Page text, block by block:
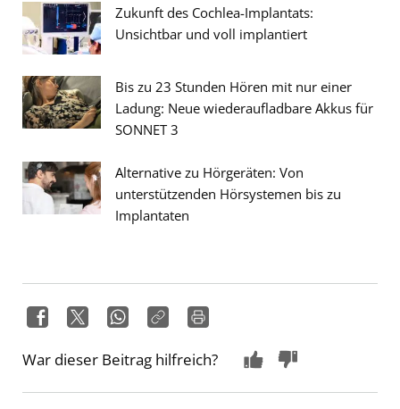
Zukunft des Cochlea-Implantats:
Unsichtbar und voll implantiert
Bis zu 23 Stunden Hören mit nur einer
Ladung: Neue wiederaufladbare Akkus für
SONNET 3
Alternative zu Hörgeräten: Von
unterstützenden Hörsystemen bis zu
Implantaten
War dieser Beitrag hilfreich?